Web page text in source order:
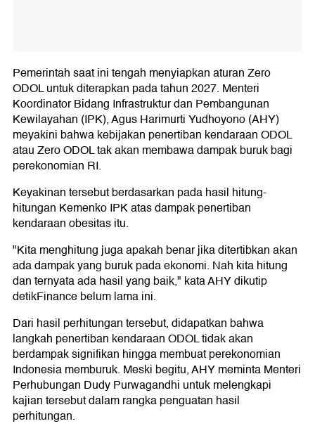
Pemerintah saat ini tengah menyiapkan aturan Zero
ODOL untuk diterapkan pada tahun 2027. Menteri
Koordinator Bidang Infrastruktur dan Pembangunan
Kewilayahan (IPK), Agus Harimurti Yudhoyono (AHY)
meyakini bahwa kebijakan penertiban kendaraan ODOL
atau Zero ODOL tak akan membawa dampak buruk bagi
perekonomian RI.
Keyakinan tersebut berdasarkan pada hasil hitung-
hitungan Kemenko IPK atas dampak penertiban
kendaraan obesitas itu.
"Kita menghitung juga apakah benar jika ditertibkan akan
ada dampak yang buruk pada ekonomi. Nah kita hitung
dan ternyata ada hasil yang baik," kata AHY dikutip
detikFinance belum lama ini.
Dari hasil perhitungan tersebut, didapatkan bahwa
langkah penertiban kendaraan ODOL tidak akan
berdampak signifikan hingga membuat perekonomian
Indonesia memburuk. Meski begitu, AHY meminta Menteri
Perhubungan Dudy Purwagandhi untuk melengkapi
kajian tersebut dalam rangka penguatan hasil
perhitungan.